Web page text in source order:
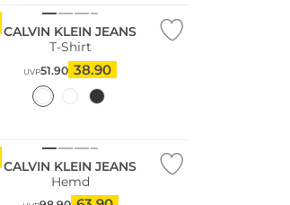
CALVIN KLEIN JEANS
T-Shirt
UVP51.90 38.90
CALVIN KLEIN JEANS
Hemd